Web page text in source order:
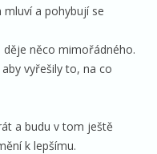
a pohybují se
děje něco mimořádného.
vyřešily to, na co
a budu v tom ještě
k lepšímu.